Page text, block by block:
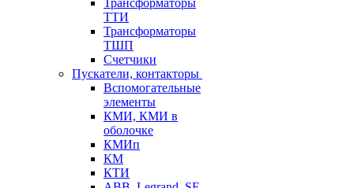
Трансформаторы
ТТИ
Трансформаторы
ТШП
Счетчики
Пускатели, контакторы
Вспомогательные
элементы
КМИ, КМИ в
оболочке
КМИп
КМ
КТИ